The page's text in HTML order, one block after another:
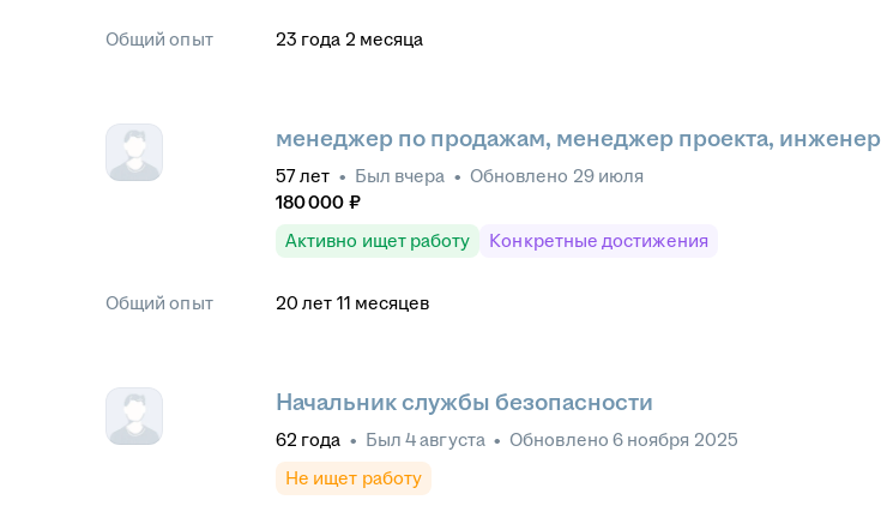
Общий опыт 23 года 2 месяца
менеджер по продажам, менеджер проекта, инженер
57лет • Был вчера • Обновлено 29 июля
180 000 ₽
Активно ищет работу
Конкретные достижения
Общий опыт 20 лет 11 месяцев
Начальник службы безопасности
62 года • Был 4 августа • Обновлено 6 ноября 2025
Не ищет работу